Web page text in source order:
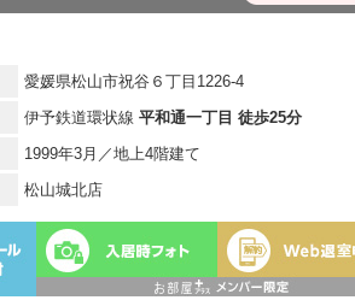
愛媛県松山市祝谷６丁目1226-4
伊予鉄道環状線 平和通一丁目 徒歩25分
1999年3月／地上4階建て
松山城北店